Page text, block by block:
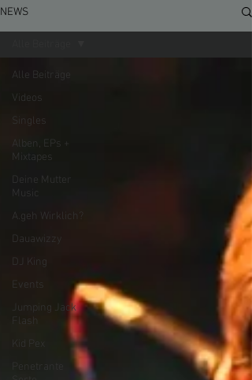
NEWS
Alle Beiträge
Videos
Singles
Alben, EPs +
Mixtapes
Deine Mutter
Music
A.geh Wirklich?
Dauawizzy
DJ King
Events
Jumping Jack
Flash
Kid Pex